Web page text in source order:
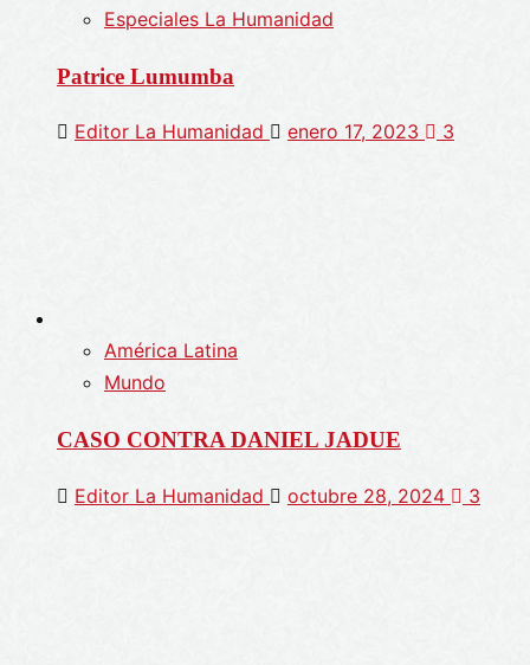
Especiales La Humanidad
Patrice Lumumba
Editor La Humanidad enero 17, 2023 3
América Latina
Mundo
CASO CONTRA DANIEL JADUE
Editor La Humanidad octubre 28, 2024 3